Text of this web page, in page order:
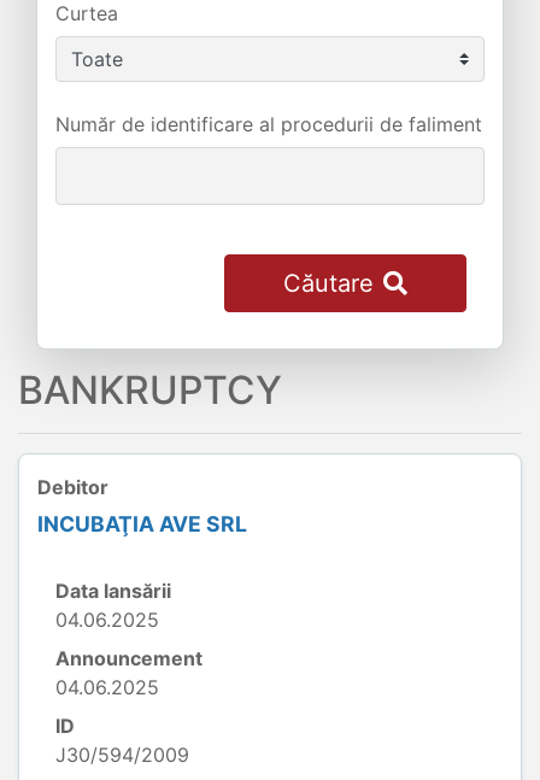
Curtea
Număr de identificare al procedurii de faliment
Căutare
BANKRUPTCY
Debitor
INCUBAŢIA AVE SRL
Data lansării
04.06.2025
Announcement
04.06.2025
ID
J30/594/2009